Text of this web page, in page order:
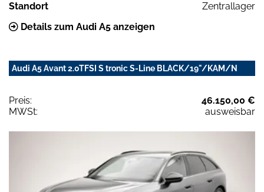
Standort
Zentrallager
Details zum Audi A5 anzeigen
Audi A5 Avant 2.0TFSI S tronic S-Line BLACK/19"/KAM/N
Preis:
46.150,00 €
MWSt:
ausweisbar